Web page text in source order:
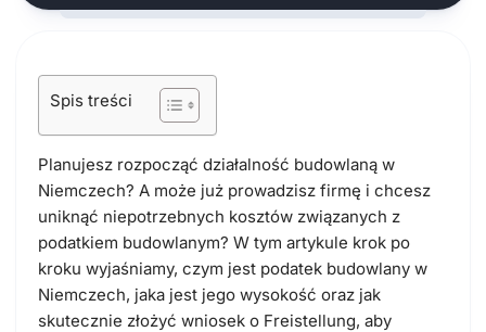
Spis treści
Planujesz rozpocząć działalność budowlaną w
Niemczech? A może już prowadzisz firmę i chcesz
uniknąć niepotrzebnych kosztów związanych z
podatkiem budowlanym? W tym artykule krok po
kroku wyjaśniamy, czym jest podatek budowlany w
Niemczech, jaka jest jego wysokość oraz jak
skutecznie złożyć wniosek o Freistellung, aby